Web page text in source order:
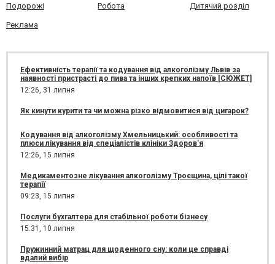
Подорожі Робота Дитячий розділ
Реклама
Ефективність терапії та кодування від алкоголізму Львів за
наявності пристрасті до пива та інших крепких напоїв [СЮЖЕТ]
12:26, 31 липня
Як кинути курити та чи можна різко відмовитися від цигарок?
Кодування від алкоголізму Хмельницький: особливості та
плюси лікування від спеціалістів клініки Здоров'я
12:26, 15 липня
Медикаментозне лікування алкоголізму Троєщина, цілі такої
терапії
09:23, 15 липня
Послуги бухгалтера для стабільної роботи бізнесу
15:31, 10 липня
Пружинний матрац для щоденного сну: коли це справді
вдалий вибір